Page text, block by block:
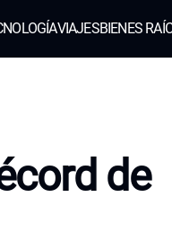
VIAJESBIENES
de